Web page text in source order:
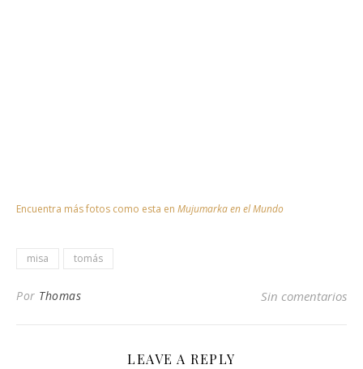
Encuentra más fotos como esta en Mujumarka en el Mundo
misa tomás
Por Thomas Sin comentarios
LEAVE A REPLY